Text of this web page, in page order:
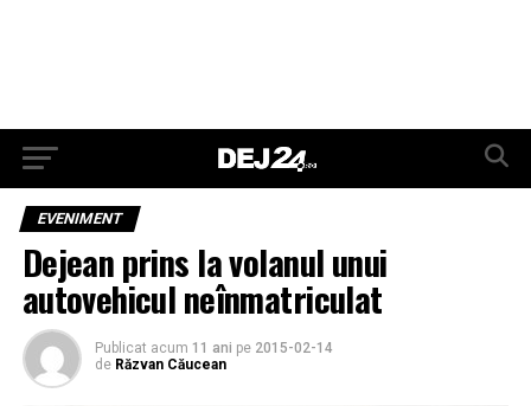
EVENIMENT
Dejean prins la volanul unui
autovehicul neînmatriculat
Publicat acum 11 ani pe 2015-02-14
de Răzvan Căucean